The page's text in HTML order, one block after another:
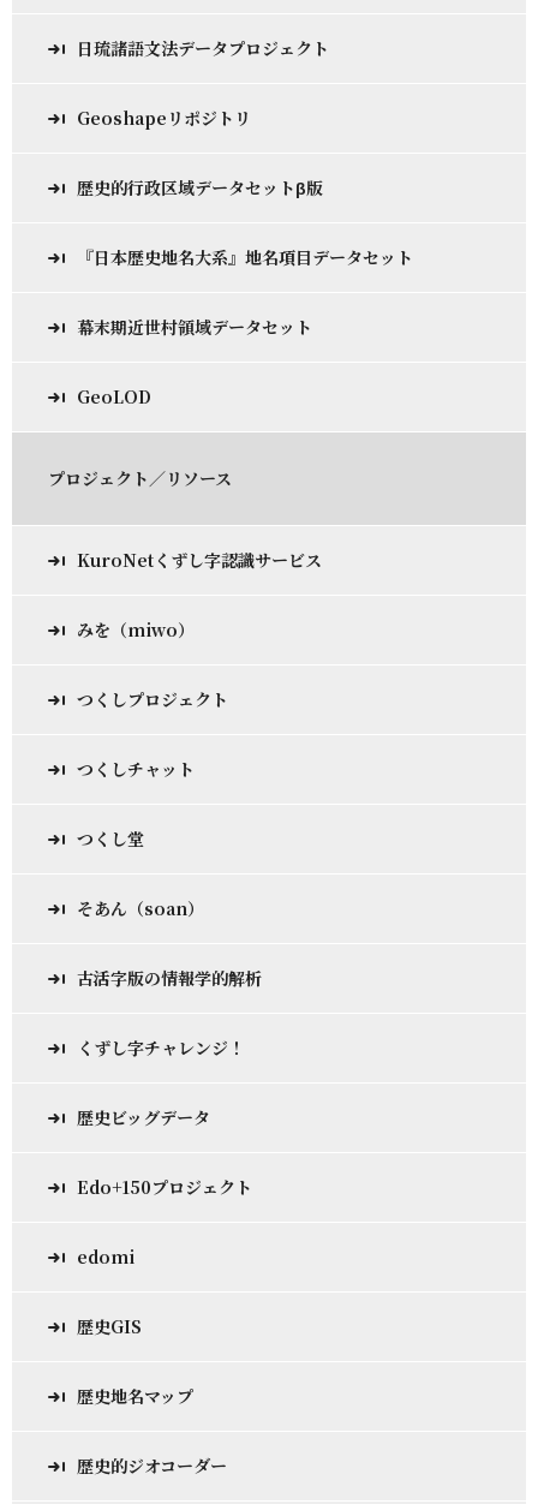
日琉諸語文法データプロジェクト
Geoshapeリポジトリ
歴史的行政区域データセットβ版
『日本歴史地名大系』地名項目データセット
幕末期近世村領域データセット
GeoLOD
プロジェクト／リソース
KuroNetくずし字認識サービス
みを（miwo）
つくしプロジェクト
つくしチャット
つくし堂
そあん（soan）
古活字版の情報学的解析
くずし字チャレンジ！
歴史ビッグデータ
Edo+150プロジェクト
edomi
歴史GIS
歴史地名マップ
歴史的ジオコーダー